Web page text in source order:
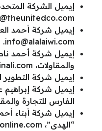
إيميل الشركة
إيميل شركة أحمد
info@alalaiwi.com
.
إيميل شركة أحمد
والمقاولات،
إيميل شركة التطوير
إيميل شركة إبراهيم
الفارس للتجارة
إيميل شركة أبناء
“الهدى”،